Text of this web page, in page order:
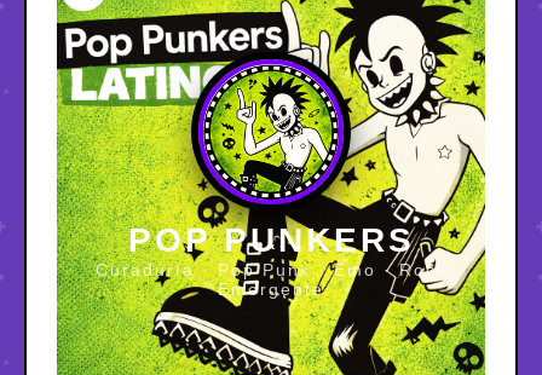
POP PUNKERS
Curaduría · Pop Punk · Emo · Rock
Emergente